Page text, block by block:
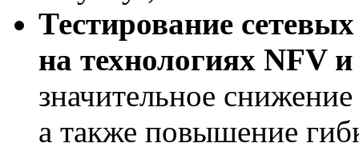
Тестирование
на технологиях NFV
значительное
а также повышение